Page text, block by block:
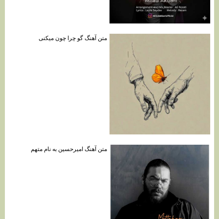
متن آهنگ گو چرا چون میکنی
متن آهنگ امیرحسین به نام متهم